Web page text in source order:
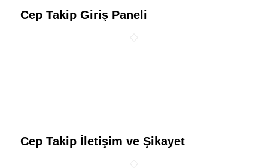
Cep Takip Giriş Paneli
Cep Takip İletişim ve Şikayet